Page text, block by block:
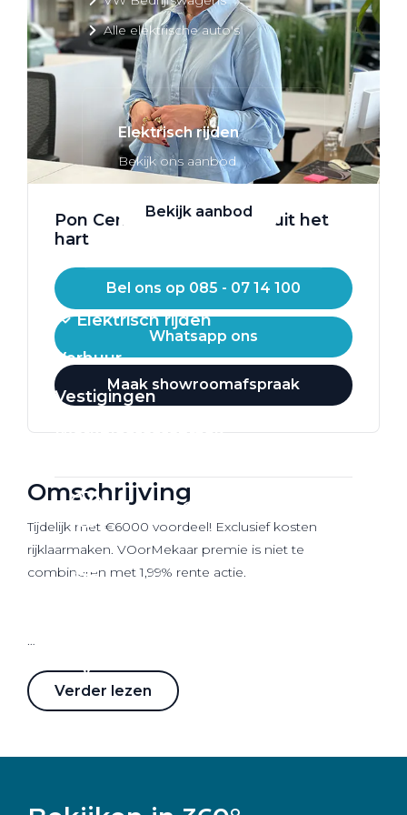
Alle elektrische auto's
Elektrisch rijden
Bekijk ons aanbod
Bekijk aanbod
Elektrisch rijden
Verhuur
Vestigingen
Werkplaatsafspraak
Pon Center. Mobiliteit vanuit het
hart
Bel ons op 085 - 07 14 100
Whatsapp ons
Maak showroomafspraak
Omschrijving
Tijdelijk met €6000 voordeel! Exclusief kosten
rijklaarmaken. VOorMekaar premie is niet te
combineren met 1,99% rente actie.
Pon Center is jouwVolkswagen, Audi, SEAT, Škoda,
regio Midden-Nederland. Wij bieden jou een
Verder lezen